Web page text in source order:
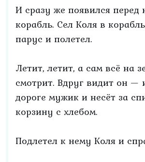
И сразу же появился перед
корабль. Сел Коля в
парус и полетел.
Летит, летит, а сам всё на
смотрит. Вдруг видит он —
дороге мужик и несёт за
корзину с хлебом.
Подлетел к нему Коля и